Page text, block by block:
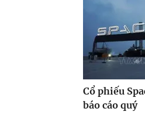
Cổ phiếu
báo cáo quý